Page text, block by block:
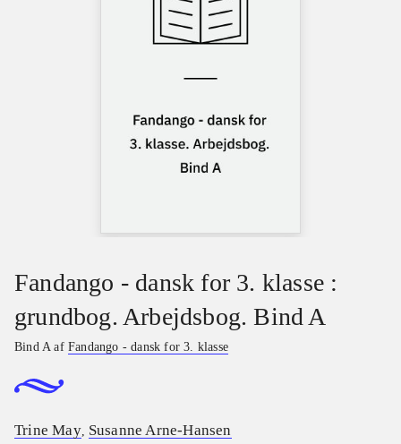
Fandango - dansk for 3. klasse :
grundbog. Arbejdsbog. Bind A
Bind A afFandango - dansk for 3. klasse
Trine May, Susanne Arne-Hansen